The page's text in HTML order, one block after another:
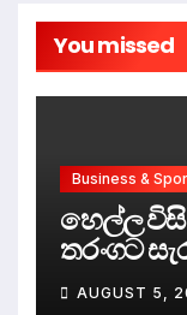
You missed
Business &
හෙල්ල
තරංගට
AUGUST 5,